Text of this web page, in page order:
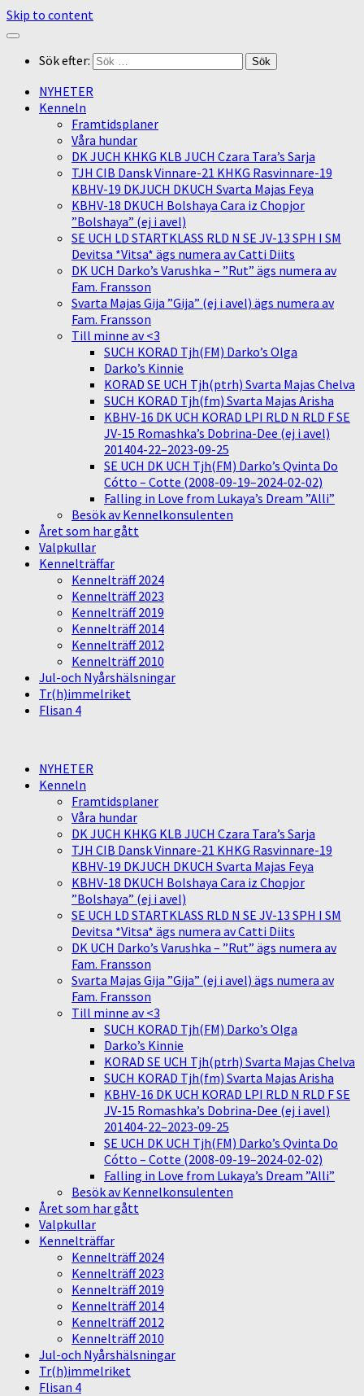
Skip to content
Sök efter:
NYHETER
Kenneln
Framtidsplaner
Våra hundar
DK JUCH KHKG KLB JUCH Czara Tara’s Sarja
TJH CIB Dansk Vinnare-21 KHKG Rasvinnare-19
KBHV-19 DKJUCH DKUCH Svarta Majas Feya
KBHV-18 DKUCH Bolshaya Cara iz Chopjor
”Bolshaya” (ej i avel)
SE UCH LD STARTKLASS RLD N SE JV-13 SPH I SM
Devitsa *Vitsa* ägs numera av Catti Diits
DK UCH Darko’s Varushka – ”Rut” ägs numera av
Fam. Fransson
Svarta Majas Gija ”Gija” (ej i avel) ägs numera av
Fam. Fransson
Till minne av <3
SUCH KORAD Tjh(FM) Darko’s Olga
Darko’s Kinnie
KORAD SE UCH Tjh(ptrh) Svarta Majas Chelva
SUCH KORAD Tjh(fm) Svarta Majas Arisha
KBHV-16 DK UCH KORAD LPI RLD N RLD F SE
JV-15 Romashka’s Dobrina-Dee (ej i avel)
201404-22–2023-09-25
SE UCH DK UCH Tjh(FM) Darko’s Qvinta Do
Cótto – Cotte (2008-09-19–2024-02-02)
Falling in Love from Lukaya’s Dream ”Alli”
Besök av Kennelkonsulenten
Året som har gått
Valpkullar
Kennelträffar
Kennelträff 2024
Kennelträff 2023
Kennelträff 2019
Kennelträff 2014
Kennelträff 2012
Kennelträff 2010
Jul-och Nyårshälsningar
Tr(h)immelriket
Flisan 4
NYHETER
Kenneln
Framtidsplaner
Våra hundar
DK JUCH KHKG KLB JUCH Czara Tara’s Sarja
TJH CIB Dansk Vinnare-21 KHKG Rasvinnare-19
KBHV-19 DKJUCH DKUCH Svarta Majas Feya
KBHV-18 DKUCH Bolshaya Cara iz Chopjor
”Bolshaya” (ej i avel)
SE UCH LD STARTKLASS RLD N SE JV-13 SPH I SM
Devitsa *Vitsa* ägs numera av Catti Diits
DK UCH Darko’s Varushka – ”Rut” ägs numera av
Fam. Fransson
Svarta Majas Gija ”Gija” (ej i avel) ägs numera av
Fam. Fransson
Till minne av <3
SUCH KORAD Tjh(FM) Darko’s Olga
Darko’s Kinnie
KORAD SE UCH Tjh(ptrh) Svarta Majas Chelva
SUCH KORAD Tjh(fm) Svarta Majas Arisha
KBHV-16 DK UCH KORAD LPI RLD N RLD F SE
JV-15 Romashka’s Dobrina-Dee (ej i avel)
201404-22–2023-09-25
SE UCH DK UCH Tjh(FM) Darko’s Qvinta Do
Cótto – Cotte (2008-09-19–2024-02-02)
Falling in Love from Lukaya’s Dream ”Alli”
Besök av Kennelkonsulenten
Året som har gått
Valpkullar
Kennelträffar
Kennelträff 2024
Kennelträff 2023
Kennelträff 2019
Kennelträff 2014
Kennelträff 2012
Kennelträff 2010
Jul-och Nyårshälsningar
Tr(h)immelriket
Flisan 4